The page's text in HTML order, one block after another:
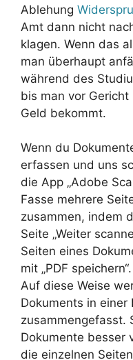
Ablehung
Amt dann nicht
klagen. Wenn das
man überhaupt
während des
bis man vor
Geld bekommt.
Wenn du
erfassen und uns
die App „Adobe
Fasse mehrere
zusammen, indem
Seite „Weiter
Seiten eines
mit „PDF speichern“.
Auf diese Weise
Dokuments in einer
zusammengefasst.
Dokumente besser
die einzelnen